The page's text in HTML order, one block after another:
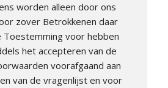
worden alleen door ons
zover Betrokkenen daar
Toestemming voor hebben
het accepteren van de
voorafgaand aan
van de vragenlijst en voor